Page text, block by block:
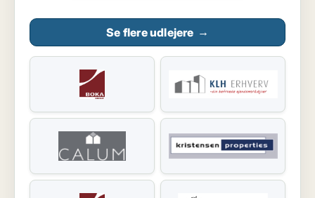
Se flere udlejere →